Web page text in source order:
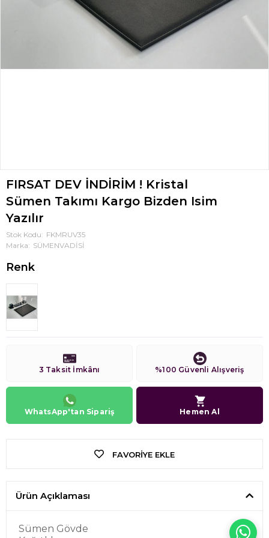
FIRSAT DEV İNDİRİM ! Kristal
Sümen Takımı Kargo Bizden Isim
Yazılır
Stok Kodu
FKMRUV35
Marka
SÜMENVADİSİ
Renk
3 Taksit İmkânı %100 Güvenli Alışveriş
WhatsApp'tan Sipariş Hemen Al
FAVORIYE EKLE
Ürün Açıklaması
Sümen Gövde